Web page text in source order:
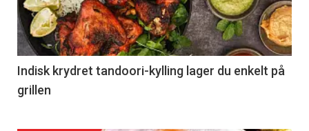
Indisk krydret tandoori-kylling lager du enkelt på
grillen